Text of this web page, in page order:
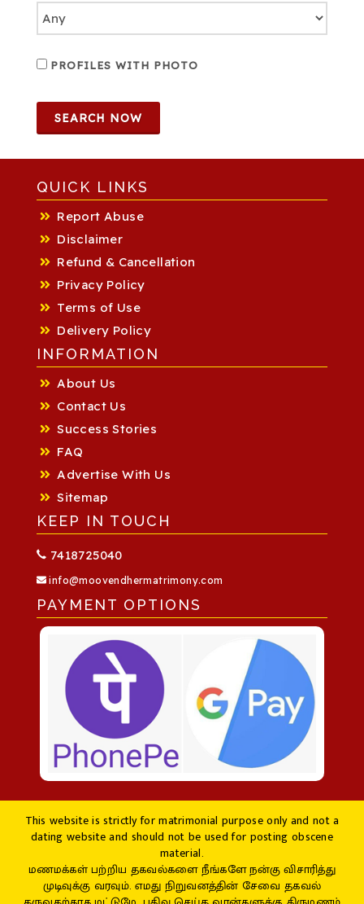
PROFILES WITH PHOTO
SEARCH NOW
QUICK LINKS
Report Abuse
Disclaimer
Refund & Cancellation
Privacy Policy
Terms of Use
Delivery Policy
INFORMATION
About Us
Contact Us
Success Stories
FAQ
Advertise With Us
Sitemap
KEEP IN TOUCH
7418725040
info@moovendhermatrimony.com
PAYMENT OPTIONS
This website is strictly for matrimonial purpose only and not a
dating website and should not be used for posting obscene
material.
மணமக்கள் பற்றிய தகவல்களை நீங்களே நன்கு விசாரித்து
முடிவுக்கு வரவும். எமது நிறுவனத்தின் சேவை தகவல்